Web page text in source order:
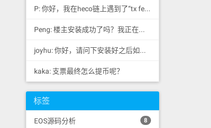
P: 你好，我在heco链上遇到了“tx fee excee...
Peng: 楼主安装成功了吗？我正在同步区块链，一天了，差不多才同...
joyhu: 你好，请问下安装好之后如何获取到bee.yaml配置文...
kaka: 支票最终怎么提币呢？
标签
EOS源码分析 8